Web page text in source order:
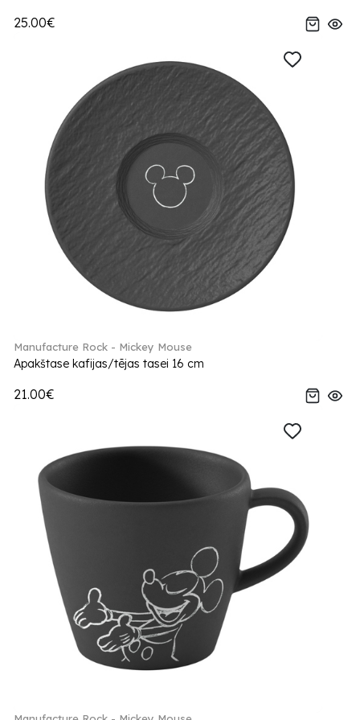
25.00€
Manufacture Rock - Mickey Mouse
Apakštase kafijas/tējas tasei 16 cm
21.00€